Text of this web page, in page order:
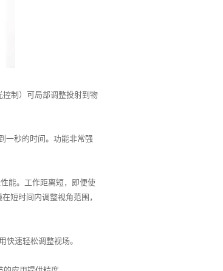
控制）可局部调整投射到物
一秒的时间。功能非常强
能。工作距离短，即便使
短时间内调整视角范围，
快速轻松调整视场。